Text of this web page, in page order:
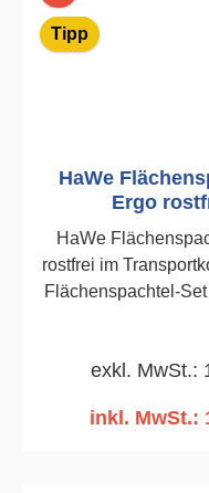
Tipp
HaWe
Ergo
HaWe
rostfrei im Transportkoffer Das
Flächenspachtel-
Wänden und
Blattstärke von 0,3
exkl. MwSt.:
inkl. MwSt.: